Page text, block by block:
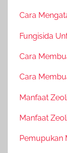
Cara
Fungisida
Cara
Cara
Manfaat
Manfaat
Pemupukan